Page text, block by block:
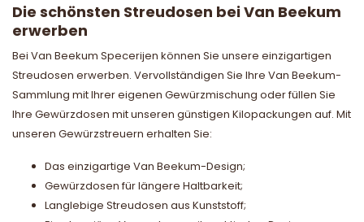
Die schönsten Streudosen bei Van Beekum
erwerben
Bei Van Beekum Specerijen können Sie unsere einzigartigen
Streudosen erwerben. Vervollständigen Sie Ihre Van Beekum-
Sammlung mit Ihrer eigenen Gewürzmischung oder füllen Sie
Ihre Gewürzdosen mit unseren günstigen Kilopackungen auf. Mit
unseren Gewürzstreuern erhalten Sie:
Das einzigartige Van Beekum-Design;
Gewürzdosen für längere Haltbarkeit;
Langlebige Streudosen aus Kunststoff;